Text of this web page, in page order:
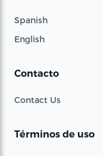
Spanish
English
Contacto
Contact Us
Términos de uso